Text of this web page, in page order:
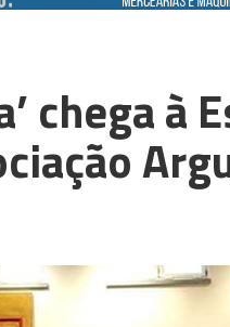
chega à